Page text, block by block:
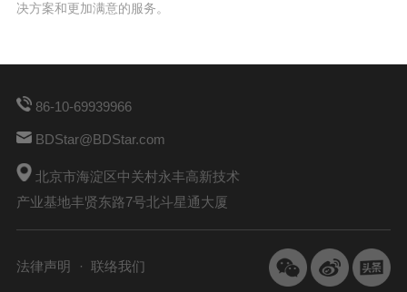
决方案和更加满意的服务。
86-10-69939966
BDStar@BDStar.com
北京市海淀区中关村永丰高新技术
产业基地丰贤东路7号北斗星通大厦
法律声明 联络我们